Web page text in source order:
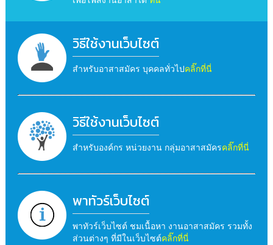
วิธีใช้งานเว็บไซต์
สำหรับอาสาสมัคร บุคคลทั่วไปคลิ๊กที่นี่
วิธีใช้งานเว็บไซต์
สำหรับองค์กร หน่วยงาน กลุ่มอาสาสมัครคลิ๊กที่นี่
พาทัวร์เว็บไซต์
พาทัวร์เว็บไซต์ ชมเนื้อหา งานอาสาสมัคร รวมทั้ง
ส่วนต่างๆ ที่มีในเว็บไซต์คลิ๊กที่นี่